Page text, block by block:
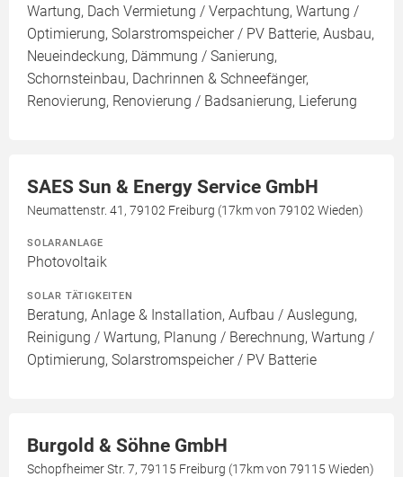
Wartung, Dach Vermietung / Verpachtung, Wartung /
Optimierung, Solarstromspeicher / PV Batterie, Ausbau,
Neueindeckung, Dämmung / Sanierung,
Schornsteinbau, Dachrinnen & Schneefänger,
Renovierung, Renovierung / Badsanierung, Lieferung
SAES Sun & Energy Service GmbH
Neumattenstr. 41, 79102 Freiburg (17km von 79102 Wieden)
SOLARANLAGE
Photovoltaik
SOLAR TÄTIGKEITEN
Beratung, Anlage & Installation, Aufbau / Auslegung,
Reinigung / Wartung, Planung / Berechnung, Wartung /
Optimierung, Solarstromspeicher / PV Batterie
Burgold & Söhne GmbH
Schopfheimer Str. 7, 79115 Freiburg (17km von 79115 Wieden)